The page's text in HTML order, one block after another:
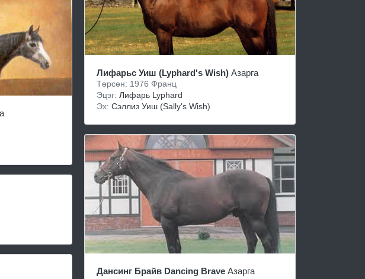
Лифарьс Уиш (Lyphard's Wish) Азарга
Төрсөн: 1976 Франц
Эцэг: Лифарь Lyphard
Эх:Сэллиз Уиш (Sally's Wish)
Дансинг Брайв Dancing Brave Азарга